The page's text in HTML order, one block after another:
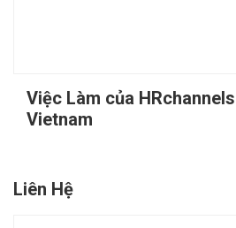
Việc Làm của
Vietnam
Liên Hệ